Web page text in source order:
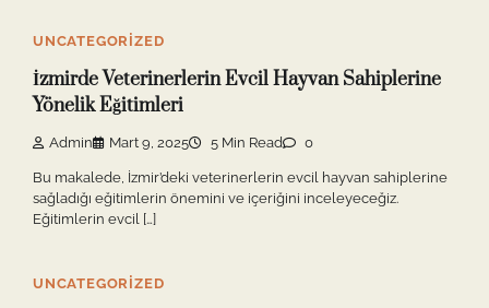
UNCATEGORIZED
İzmirde Veterinerlerin Evcil Hayvan Sahiplerine
Yönelik Eğitimleri
Admin Mart 9, 2025 5 Min Read 0
Bu makalede, İzmir’deki veterinerlerin evcil hayvan sahiplerine
sağladığı eğitimlerin önemini ve içeriğini inceleyeceğiz.
Eğitimlerin evcil […]
UNCATEGORIZED